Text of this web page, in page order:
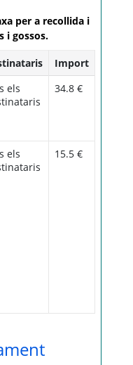
per a recollida i
i gossos.
Import
els
34.8 €
els
15.5 €